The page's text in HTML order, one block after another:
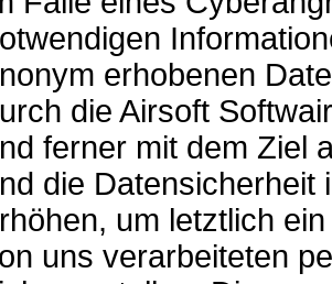
erhobenen
die Airsoft
ferner mit dem Ziel
die Datensicherheit
um letztlich
uns verarbeiteten